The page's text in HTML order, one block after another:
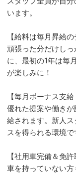
います。
【給料は毎月昇給
頑張った分だけし
に、最初の1年は毎
が楽しみに！
【毎月ボーナス支給
優れた提案や働き
給されます。新人
スを得られる環境で
【社用車完備＆免
車を持っていない